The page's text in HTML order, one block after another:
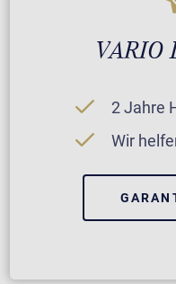
VARIO
2 Jahre
Wir